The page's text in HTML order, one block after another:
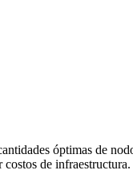
óptimas de
de infraestructura.